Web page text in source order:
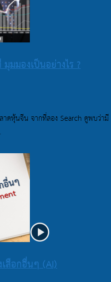
มมองเป็นอย่างไร ?
าดหุ้นจีน จากที่ลอง Search ดูพบว่า
ลือกอื่นๆ (AI)